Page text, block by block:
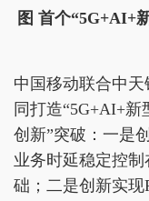
图 首个“5G+AI+
中国移动联合中
同打造“5G+AI+
创新”突破：一是
业务时延稳定控
础；二是创新实现